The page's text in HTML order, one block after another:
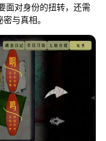
面对身份的扭转，还需
与真相。